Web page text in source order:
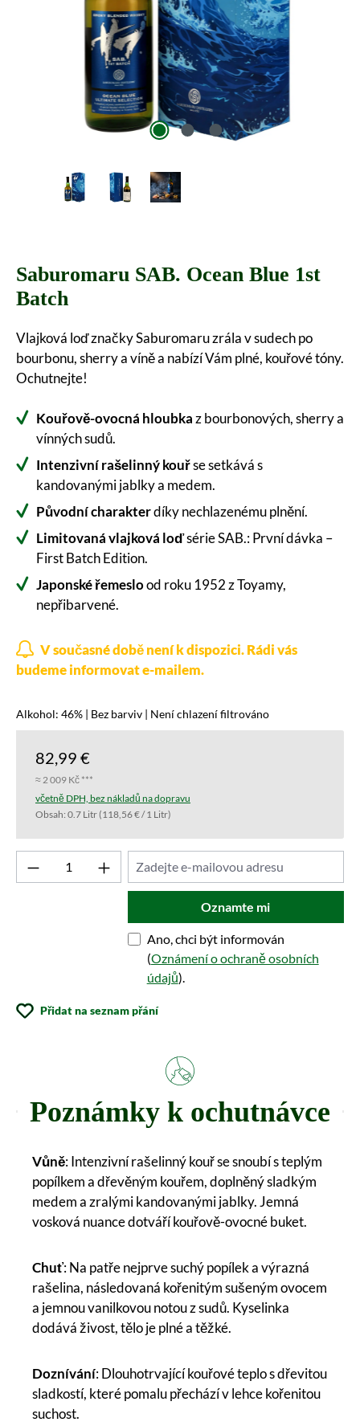
Saburomaru SAB. Ocean Blue 1st
Batch
Vlajková loď značky Saburomaru zrála v sudech po
bourbonu, sherry a víně a nabízí Vám plné, kouřové tóny.
Ochutnejte!
Kouřově-ovocná hloubkaz bourbonových, sherry a
vínných sudů.
Intenzivní rašelinný kouřse setkává s
kandovanými jablky a medem.
Původní charakterdíky nechlazenému plnění.
Limitovaná vlajková loďsérie SAB.: První dávka –
First Batch Edition.
Japonské řemeslood roku 1952 z Toyamy,
nepřibarvené.
V současné době není k dispozici. Rádi vás
budeme informovat e-mailem.
Alkohol: 46% | Bez barviv | Není chlazení filtrováno
82,99 €
≈ 2 009 Kč ***
včetně DPH, bez nákladů na dopravu
Obsah: 0.7 Litr(118,56 € / 1 Litr)
Oznamte mi
Ano, chci být informován
(Oznámení o ochraně osobních
údajů).
Přidat na seznam přání
Poznámky k ochutnávce
Vůně: Intenzivní rašelinný kouř se snoubí s teplým
popílkem a dřevěným kouřem, doplněný sladkým
medem a zralými kandovanými jablky. Jemná
vosková nuance dotváří kouřově-ovocné buket.
Chuť: Na patře nejprve suchý popílek a výrazná
rašelina, následovaná kořenitým sušeným ovocem
a jemnou vanilkovou notou z sudů. Kyselinka
dodává živost, tělo je plné a těžké.
Doznívání: Dlouhotrvající kouřové teplo s dřevitou
sladkostí, které pomalu přechází v lehce kořenitou
suchost.